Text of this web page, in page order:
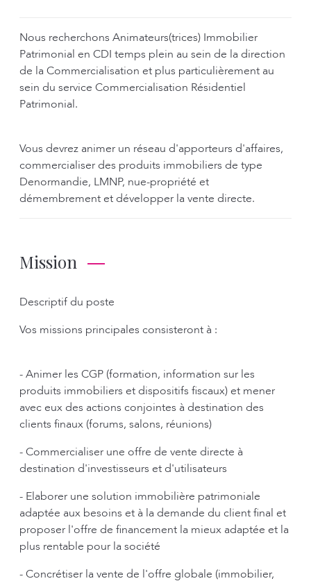
Nous recherchons Animateurs(trices) Immobilier
Patrimonial en CDI temps plein au sein de la direction
de la Commercialisation et plus particulièrement au
sein du service Commercialisation Résidentiel
Patrimonial.
Vous devrez animer un réseau d'apporteurs d'affaires,
commercialiser des produits immobiliers de type
Denormandie, LMNP, nue-propriété et
démembrement et développer la vente directe.
Mission
Descriptif du poste
Vos missions principales consisteront à :
- Animer les CGP (formation, information sur les
produits immobiliers et dispositifs fiscaux) et mener
avec eux des actions conjointes à destination des
clients finaux (forums, salons, réunions)
- Commercialiser une offre de vente directe à
destination d'investisseurs et d'utilisateurs
- Elaborer une solution immobilière patrimoniale
adaptée aux besoins et à la demande du client final et
proposer l'offre de financement la mieux adaptée et la
plus rentable pour la société
- Concrétiser la vente de l'offre globale (immobilier,